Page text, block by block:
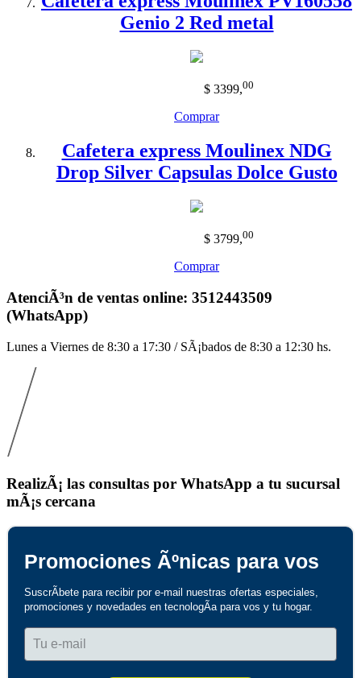
Genio 2 Red metal
$ 3399,00
Comprar
Cafetera express Moulinex NDG
Drop Silver Capsulas Dolce Gusto
$ 3799,00
Comprar
AtenciÃ³n de ventas online: 3512443509
(WhatsApp)
Lunes a Viernes de 8:30 a 17:30 / SÃ¡bados de 8:30 a 12:30 hs.
RealizÃ¡ las consultas por WhatsApp a tu sucursal
mÃ¡s cercana
Promociones Ãºnicas para vos
SuscrÃ­bete para recibir por e-mail nuestras ofertas especiales,
promociones y novedades en tecnologÃ­a para vos y tu hogar.
Tu e-mail